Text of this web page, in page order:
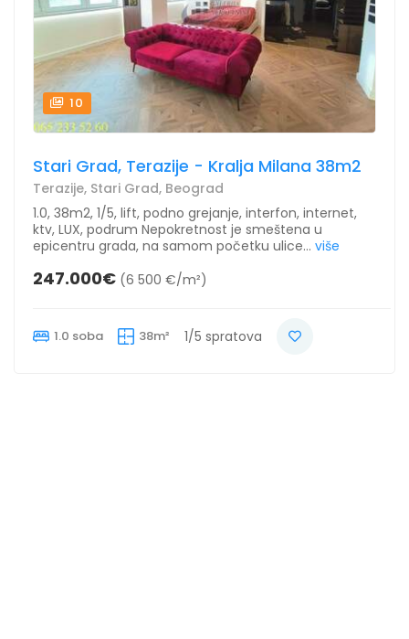
10
Stari Grad, Terazije - Kralja Milana 38m2
Terazije, Stari Grad, Beograd
1.0, 38m2, 1/5, lift, podno grejanje, interfon, internet,
ktv, LUX, podrum Nepokretnost je smeštena u
epicentru grada, na samom početku ulice... više
247.000€ (6 500 €/m²)
1.0 soba 38m² 1/5 spratova